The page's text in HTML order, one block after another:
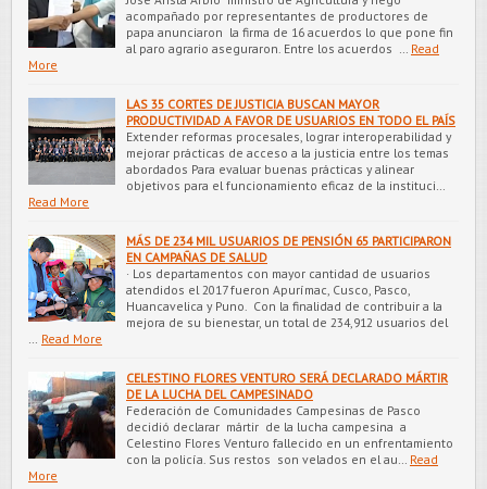
acompañado por representantes de productores de
papa anunciaron la firma de 16 acuerdos lo que pone fin
al paro agrario aseguraron. Entre los acuerdos …
Read
More
LAS 35 CORTES DE JUSTICIA BUSCAN MAYOR
PRODUCTIVIDAD A FAVOR DE USUARIOS EN TODO EL PAÍS
Extender reformas procesales, lograr interoperabilidad y
mejorar prácticas de acceso a la justicia entre los temas
abordados Para evaluar buenas prácticas y alinear
objetivos para el funcionamiento eficaz de la instituci…
Read More
MÁS DE 234 MIL USUARIOS DE PENSIÓN 65 PARTICIPARON
EN CAMPAÑAS DE SALUD
· Los departamentos con mayor cantidad de usuarios
atendidos el 2017 fueron Apurímac, Cusco, Pasco,
Huancavelica y Puno. Con la finalidad de contribuir a la
mejora de su bienestar, un total de 234,912 usuarios del
Read More
CELESTINO FLORES VENTURO SERÁ DECLARADO MÁRTIR
DE LA LUCHA DEL CAMPESINADO
Federación de Comunidades Campesinas de Pasco
decidió declarar mártir de la lucha campesina a
Celestino Flores Venturo fallecido en un enfrentamiento
con la policía. Sus restos son velados en el au…
Read
More